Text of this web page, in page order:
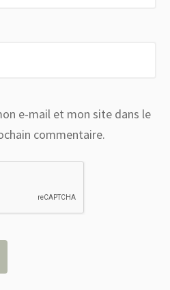
e-mail et mon site dans le
commentaire.